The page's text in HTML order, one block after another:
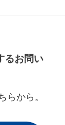
るお問い
らから。